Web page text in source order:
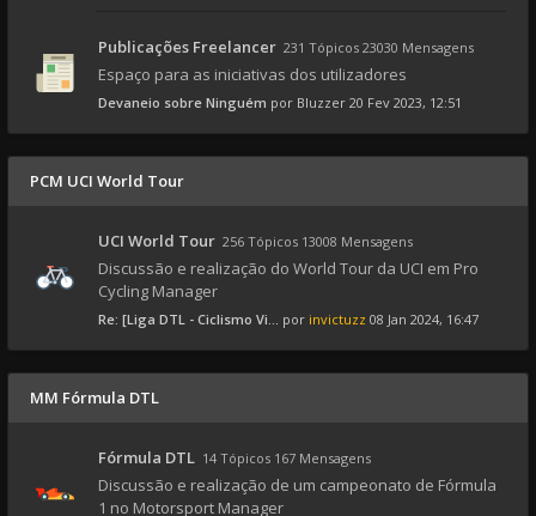
Publicações Freelancer 231 Tópicos 23030 Mensagens
Espaço para as iniciativas dos utilizadores
Devaneio sobre Ninguém por Bluzzer 20 Fev 2023, 12:51
PCM UCI World Tour
UCI World Tour 256 Tópicos 13008 Mensagens
Discussão e realização do World Tour da UCI em Pro
Cycling Manager
Re: [Liga DTL - Ciclismo Vi... por invictuzz 08 Jan 2024, 16:47
MM Fórmula DTL
Fórmula DTL 14 Tópicos 167 Mensagens
Discussão e realização de um campeonato de Fórmula
1 no Motorsport Manager